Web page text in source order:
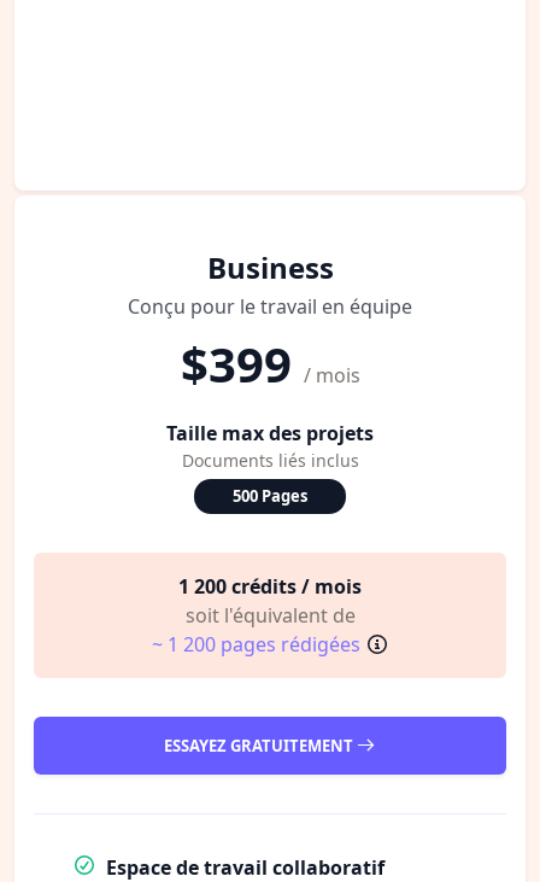
Business
Conçu pour le travail en équipe
$399 / mois
Taille max des projets
Documents liés inclus
500 Pages
1 200 crédits / mois
soit l'équivalent de
~ 1 200 pages rédigées
ESSAYEZ GRATUITEMENT
Espace de travail collaboratif